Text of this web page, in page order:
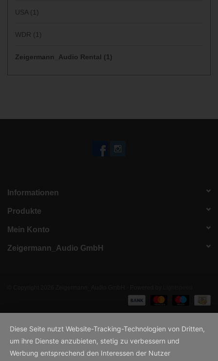
USA (1)
WDR (1)
Zeigermann_Audio Rental (1)
Informationen
Produkte
Mein Konto
Zeigermann_Audio GmbH
Diese Seite nutzt Website-Tracking-Technologien von Dritten,
um ihre Dienste anzubieten, stetig zu verbessern und
Werbung entsprechend den Interessen der Nutzer